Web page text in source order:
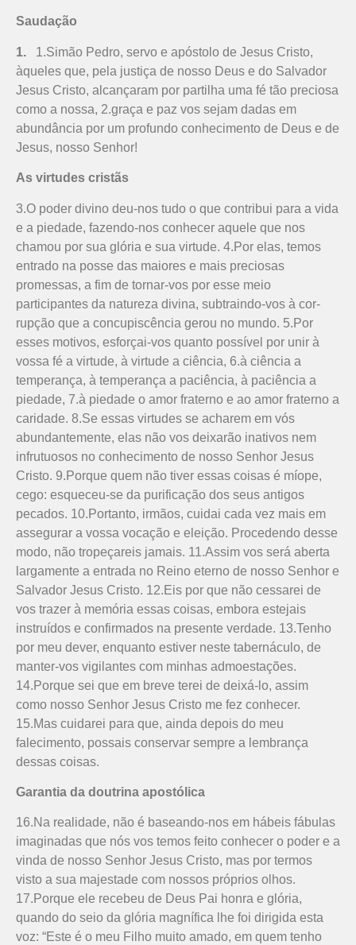
Saudação
1. 1.Simão Pedro, servo e apóstolo de Jesus Cristo,
àqueles que, pela justiça de nosso Deus e do Salvador
Jesus Cristo, alcan­çaram por partilha uma fé tão preciosa
como a nossa, 2.graça e paz vos sejam dadas em
abundância por um profundo conhecimento de Deus e de
Jesus, nosso Senhor!
As virtudes cristãs
3.O poder divino deu-nos tudo o que contribui para a vida
e a piedade, fazendo-nos conhecer aquele que nos
chamou por sua glória e sua virtude. 4.Por elas, temos
entrado na posse das maiores e mais preciosas
promessas, a fim de tornar-vos por esse meio
participantes da natureza divina, subtraindo-vos à cor­
rupção que a concupiscência gerou no mundo. 5.Por
esses motivos, esforçai-vos quanto possível por unir à
vossa fé a virtude, à virtude a ciência, 6.à ciência a
temperança, à temperança a paciência, à paciência a
piedade, 7.à piedade o amor fraterno e ao amor fraterno a
caridade. 8.Se essas virtudes se acharem em vós
abundantemente, elas não vos deixarão inativos nem
infrutuosos no conhecimento de nosso Senhor Jesus
Cristo. 9.Porque quem não tiver essas coisas é míope,
cego: esqueceu-se da purificação dos seus antigos
pecados. 10.Portanto, irmãos, cuidai cada vez mais em
assegurar a vossa vocação e eleição. Procedendo desse
modo, não tropeçareis jamais. 11.Assim vos será aberta
largamente a entrada no Reino eterno de nosso Senhor e
Salvador Jesus Cristo. 12.Eis por que não cessarei de
vos trazer à memória essas coisas, embora estejais
instruídos e confirmados na presente verdade. 13.Tenho
por meu dever, enquanto estiver neste tabernáculo, de
manter-vos vigilantes com minhas admoes­tações.
14.Porque sei que em breve terei de deixá-lo, assim
como nosso Senhor Jesus Cristo me fez conhecer.
15.Mas cuidarei para que, ainda depois do meu
falecimento, possais conservar sempre a lembrança
dessas coisas.
Garantia da doutrina apostólica
16.Na realidade, não é baseando-nos em hábeis fábulas
imaginadas que nós vos temos feito conhecer o poder e a
vinda de nosso Senhor Jesus Cristo, mas por termos
visto a sua majestade com nossos próprios olhos.
17.Porque ele recebeu de Deus Pai honra e glória,
quando do seio da glória magnífica lhe foi dirigida esta
voz: “Este é o meu Filho muito amado, em quem tenho